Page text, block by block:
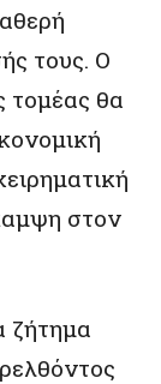
τους. Ο
τομέας θα
στον
ζήτημα